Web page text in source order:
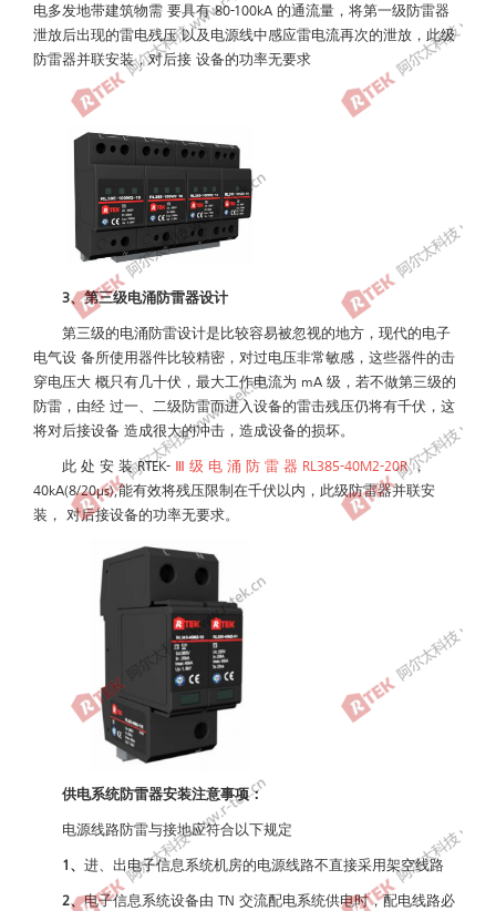
电多发地带建筑物需 要具有 80-100kA 的通流量，将第一级防雷器
泄放后出现的雷电残压 以及电源线中感应雷电流再次的泄放，此级
防雷器并联安装，对后接 设备的功率无要求
3、第三级电涌防雷器设计
第三级的电涌防雷设计是比较容易被忽视的地方，现代的电子
电气设 备所使用器件比较精密，对过电压非常敏感，这些器件的击
穿电压大 概只有几十伏，最大工作电流为 mA 级，若不做第三级的
防雷，由经 过一、二级防雷而进入设备的雷击残压仍将有千伏，这
将对后接设备 造成很大的冲击，造成设备的损坏。
此 处 安 装 RTEK- Ⅲ 级 电 涌 防 雷 器 RL385-40M2-20R，
40kA(8/20μs),能有效将残压限制在千伏以内，此级防雷器并联安
装， 对后接设备的功率无要求。
供电系统防雷器安装注意事项：
电源线路防雷与接地应符合以下规定
1、 进、出电子信息系统机房的电源线路不直接采用架空线路
2、电子信息系统设备由 TN 交流配电系统供电时，配电线路必